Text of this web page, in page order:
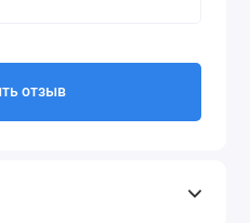
отзыв